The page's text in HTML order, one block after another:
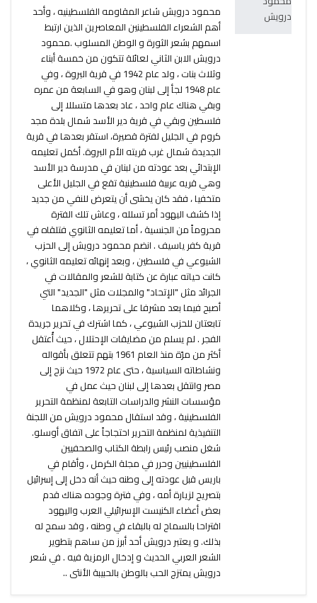
محمود درويش شاعر المقاومه الفلسطينيه ، وأحد
أهم الشعراء الفلسطينين المعاصرين الذين ارتبط
اسمهم بشعر الثورة و الوطن المسلوب .محمود
درويش الابن الثاني لعائلة تتكون من خمسة أبناء
وثلاث بنات ، ولد عام 1942 في قرية البروة ، وفي
عام 1948 لجأ إلى لبنان وهو في السابعة من عمره
وبقي هناك عام واحد ، عاد بعدها متسللا إلى
فلسطين وبقي في قرية دير الأسد شمال بلدة مجد
كروم في الجليل لفترة قصيرة، استقر بعدها في قرية
الجديدة شمال غرب قريته الأم البروة. أكمل تعليمه
الإبتدائي بعد عودته من لبنان في مدرسة دير الأسد
وهي قريه عربية فلسطينية تقع في الجليل الأعلى
متخفيا ، فقد كان يخشى أن يتعرض للنفي من جديد
إذا كشف اليهود أمر تسلله ، وعاش تلك الفترة
محروماً من الجنسية ، أما تعليمه الثانوي فتلقاه في
قرية كفر ياسيف . انضم محمود درويش إلى الحزب
الشيوعي في فلسطين ، وبعد إنهائه تعليمه الثانوي ،
كانت حياته عبارة عن كتابة للشعر والمقالات في
الجرائد مثل "الإتحاد" والمجلات مثل "الجديد" التي
أصبح فيما بعد مشرفا على تحريرها ، وكلاهما
تابعتان للحزب الشيوعي ، كما اشترك في تحرير جريدة
الفجر . لم يسلم من مضايقات الإحتلال ، حيث أُعتقل
أكثر من مرّة منذ العام 1961 بتهم تتعلق بأقواله
ونشاطاته السياسية ، حتى عام 1972 حيث نزح إلى
مصر وانتقل بعدها إلى لبنان حيث عمل في
مؤسسات النشر والدراسات التابعة لمنظمة التحرير
الفلسطينية ، وقد استقال محمود درويش من اللجنة
التنفيذية لمنظمة التحرير احتجاجاً على اتفاق أوسلو.
شغل منصب رئيس رابطة الكتاب والصحفيين
الفلسطينيين وحرر في مجلة الكرمل ، وأقام في
باريس قبل عودته إلى وطنه حيث أنه دخل إلى إسرائيل
بتصريح لزيارة أمه ، وفي فترة وجوده هناك قدم
بعض أعضاء الكنيست الإسرائيلي العرب واليهود
اقتراحا بالسماح له بالبقاء في وطنه ، وقد سمح له
بذلك. و يعتبر درويش أحد أبرز من ساهم بتطوير
الشعر العربي الحديث و إدخال الرمزية فيه . في شعر
درويش يمتزج الحب بالوطن بالحبيبة الأنثى ..